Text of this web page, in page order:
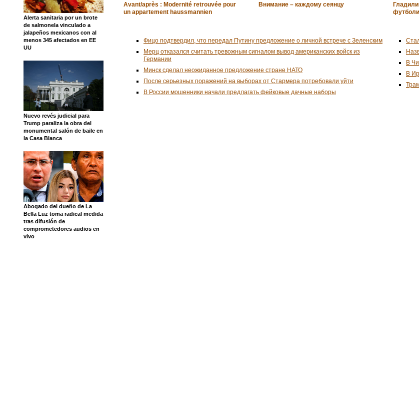
Alerta sanitaria por un brote
de salmonela vinculado a
jalapeños mexicanos con al
menos 345 afectados en EE
UU
Nuevo revés judicial para
Trump paraliza la obra del
monumental salón de baile en
la Casa Blanca
Abogado del dueño de La
Bella Luz toma radical medida
tras difusión de
comprometedores audios en
vivo
Avant/après : Modernité retrouvée pour
un appartement haussmannien
Внимание – каждому сеянцу
Фицо подтвердил, что передал Путину предложение о личной встрече с Зеленским
Мерц отказался считать тревожным сигналом вывод американских войск из
Германии
Минск сделал неожиданное предложение стране НАТО
После серьезных поражений на выборах от Стармера потребовали уйти
В России мошенники начали предлагать фейковые дачные наборы
В
В